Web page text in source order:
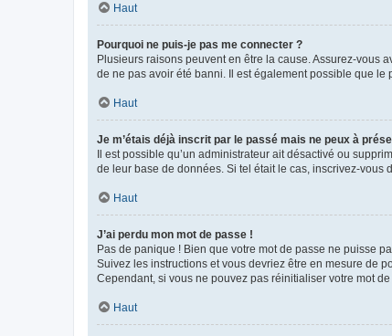
Haut
Pourquoi ne puis-je pas me connecter ?
Plusieurs raisons peuvent en être la cause. Assurez-vous
de ne pas avoir été banni. Il est également possible que
Haut
Je m’étais déjà inscrit par le passé mais ne peux à
Il est possible qu’un administrateur ait désactivé ou
de leur base de données. Si tel était le cas, inscrivez-vous
Haut
J’ai perdu mon mot de passe !
Pas de panique ! Bien que votre mot de passe ne puisse
Suivez les instructions et vous devriez être en mesure de
Cependant, si vous ne pouvez pas réinitialiser votre mot
Haut